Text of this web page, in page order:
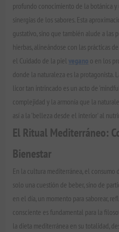
profundo conocimiento de la botánica y
sinergias de los sabores. Esta
gustativo, sino que también alude a las
hierbas, alineándose con las prácticas
el Cuidado de la pielvegano o en los
donde la naturaleza es la protagonista.
licor tan intrincado es un acto de
complejidad y la armonía que la
así a la 'belleza desde el interior' al
El Ritual Mediterráneo:
Bienestar
En la cultura mediterránea, el consumo
solo una cuestión de beber, sino de
en el día, un momento para saborear,
consciente es fundamental para la
la dieta mediterránea en su totalidad,